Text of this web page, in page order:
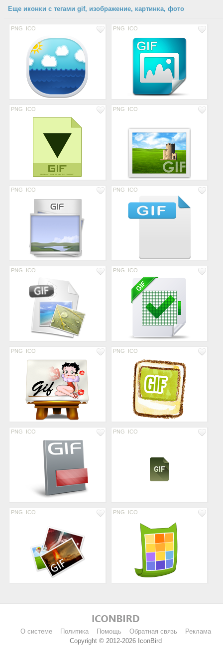
Еще иконки с тегами gif, изображение, картинка, фото
PNG ICO PNG ICO
PNG ICO PNG ICO
PNG ICO PNG ICO
PNG ICO PNG ICO
PNG ICO PNG ICO
PNG ICO PNG ICO
PNG ICO PNG ICO
О системе Политика Помощь Обратная связь
Реклама
Copyright © 2012-2026 IconBird